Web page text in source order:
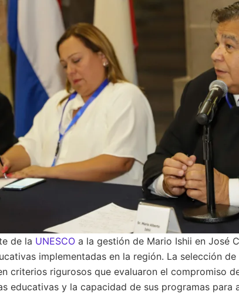
de la UNESCO a la gestión de Mario Ishii en José
implementadas en la región. La selección de
criterios rigurosos que evaluaron el compromiso
educativas y la capacidad de sus programas para